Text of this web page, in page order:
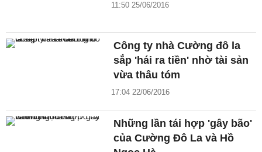
11:50 25/06/2016
Công ty nhà Cường đô la
sắp 'hái ra tiền' nhờ tài sản
vừa thâu tóm
17:04 22/06/2016
Những lần tái hợp 'gây bão'
của Cường Đô La và Hồ